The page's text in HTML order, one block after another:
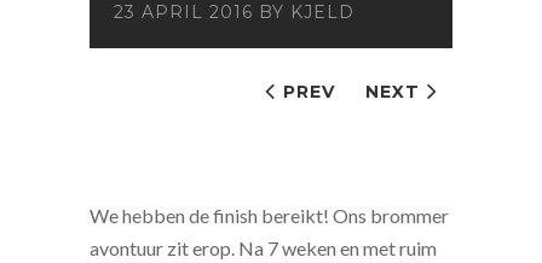
PREV NEXT
23 APRIL 2016 BY KJELD
We hebben de finish bereikt! Ons brommer
avontuur zit erop. Na 7 weken en met ruim